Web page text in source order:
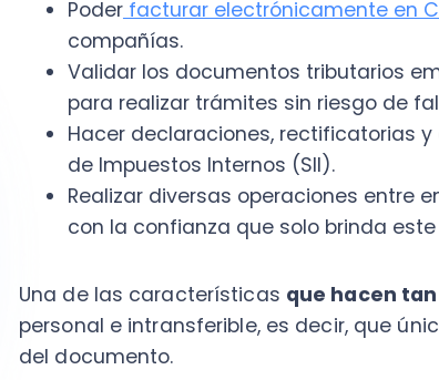
personal e intransferible, es decir, que
del documento.
Si bien las plataformas defacturación
usuarios, cada uno de ellos debe emitir o
propio certificado.
Por ello, al retirarlo del computador desde
hacer una copia del mismo, pues no dejará
contribuyentes como para el fisco.
¿Dónde comprar certificado